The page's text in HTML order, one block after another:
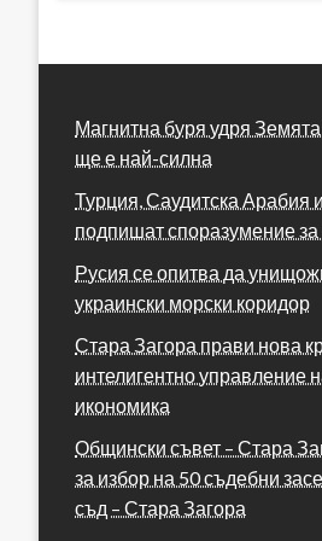
Магнитна буря удря
ще е най-силна
Турция, Саудитска Арабия
подпишат споразумение
Русия се опитва да
украински морски коридор
Стара Загора прави нова
интелигентно управление
икономика
Общински съвет – Стара
за избор на 50 съдебни
съд – Стара Загора